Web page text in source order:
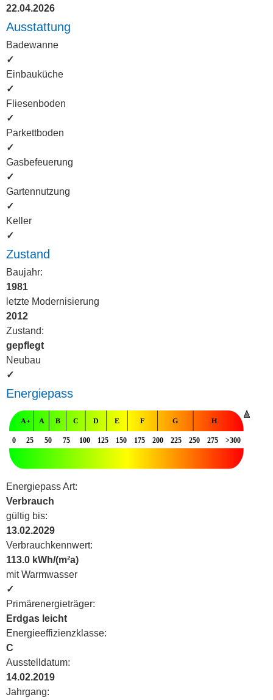
22.04.2026
Ausstattung
Badewanne
✓
Einbauküche
✓
Fliesenboden
✓
Parkettboden
✓
Gasbefeuerung
✓
Gartennutzung
✓
Keller
✓
Zustand
Baujahr:
1981
letzte Modernisierung
2012
Zustand:
gepflegt
Neubau
✓
Energiepass
Energiepass Art:
Verbrauch
gültig bis:
13.02.2029
Verbrauchkennwert:
113.0 kWh/(m²a)
mit Warmwasser
✓
Primärenergieträger:
Erdgas leicht
Energieeffizienzklasse:
C
Ausstelldatum:
14.02.2019
Jahrgang: